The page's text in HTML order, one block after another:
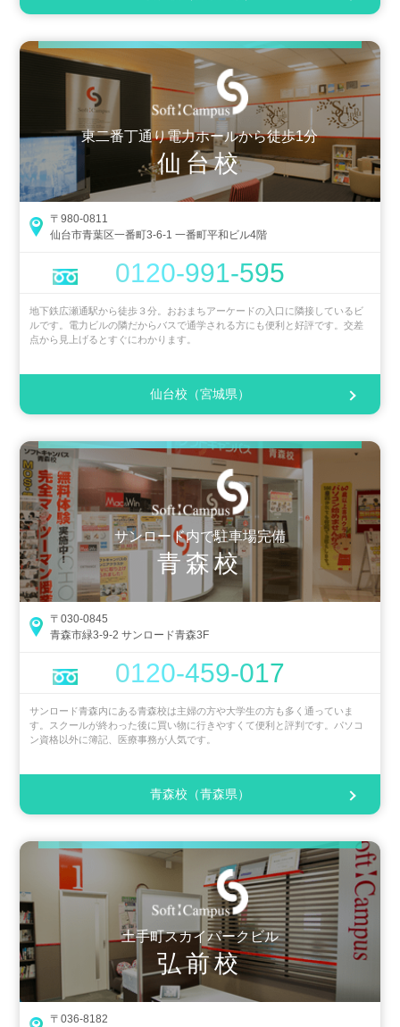
東二番丁通り電力ホールから徒歩1分
仙台校
〒980-0811
仙台市青葉区一番町3-6-1 一番町平和ビル4階
0120-991-595
地下鉄広瀬通駅から徒歩３分。おおまちアーケードの入口に隣接しているビ
ルです。電力ビルの隣だからバスで通学される方にも便利と好評です。交差
点から見上げるとすぐにわかります。
仙台校（宮城県）
サンロード内で駐車場完備
青森校
〒030-0845
青森市緑3-9-2 サンロード青森3F
0120-459-017
サンロード青森内にある青森校は主婦の方や大学生の方も多く通っていま
す。スクールが終わった後に買い物に行きやすくて便利と評判です。パソコ
ン資格以外に簿記、医療事務が人気です。
青森校（青森県）
土手町スカイパークビル
弘前校
〒036-8182